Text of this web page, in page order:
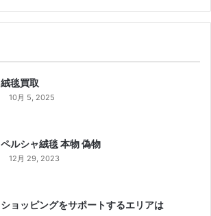
絨毯買取
10月 5, 2025
ペルシャ絨毯 本物 偽物
12月 29, 2023
ショッピングをサポートするエリアは